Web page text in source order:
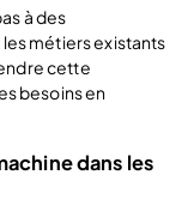
à des
métiers existants
cette
besoins en
dans les